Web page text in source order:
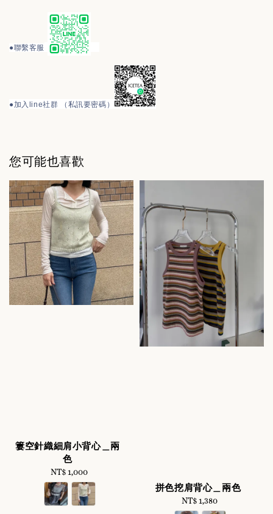
●聯繫客服
●加入line社群 （私訊要密碼）
您可能也喜歡
簍空針織細肩小背心＿兩
色
Regular
price
NT$ 1,000
拼色挖肩背心＿兩色
Regular
NT$ 1,380